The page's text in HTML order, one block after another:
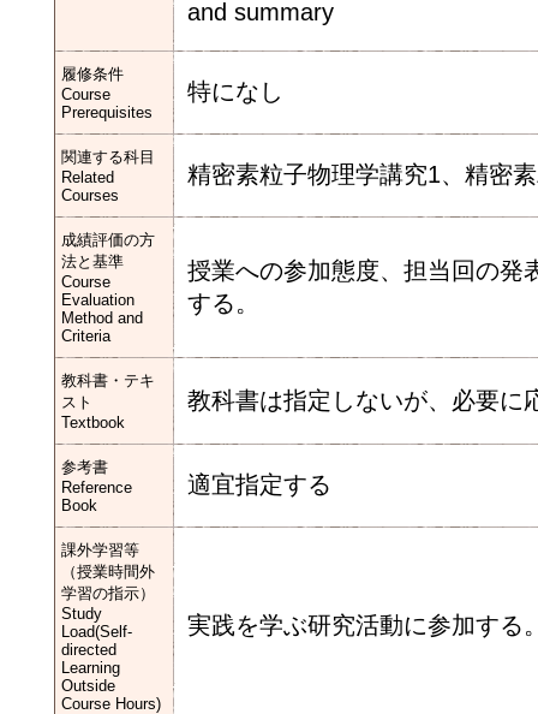
and summary
履修条件
Course
Prerequisites
特になし
関連する科目
Related
Courses
精密素粒子物理学講究1、精密
成績評価の方
法と基準
Course
Evaluation
Method and
Criteria
授業への参加態度、担当回の発
する。
教科書・テキ
スト
Textbook
教科書は指定しないが、必要に
参考書
Reference
Book
適宜指定する
課外学習等
（授業時間外
学習の指示）
Study
Load(Self-
directed
Learning
Outside
Course Hours)
実践を学ぶ研究活動に参加する